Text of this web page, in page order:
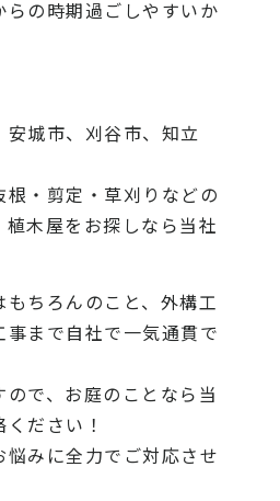
の時期過ごしやすいか
安城市、刈谷市、知立
・剪定・草刈りなどの
木屋をお探しなら当社
ちろんのこと、外構工
まで自社で一気通貫で
で、お庭のことなら当
ださい！
みに全力でご対応させ